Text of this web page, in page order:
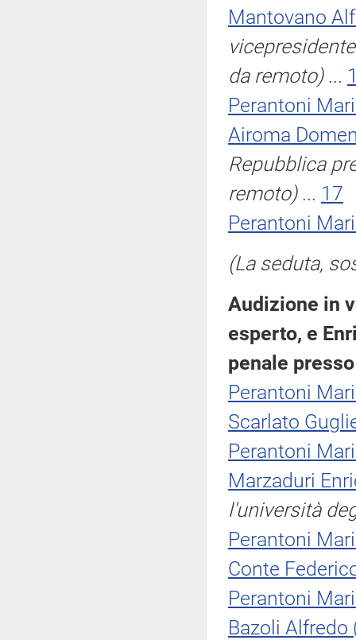
Mantovano
da remoto)...
Perantoni
Airoma
Repubblica
remoto)... 17
Perantoni
(La seduta,
Audizione in
esperto, e
penale
Perantoni
Scarlato
Perantoni
Marzaduri
l'università
Perantoni
Conte
Perantoni
Bazoli Alfredo